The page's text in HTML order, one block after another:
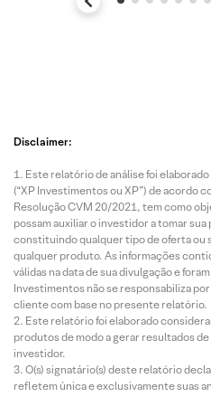
Disclaimer:
Este relatório de análise foi
(“XP Investimentos ou XP”) de acordo
Resolução CVM 20/2021, tem como
possam auxiliar o investidor a tomar
constituindo qualquer tipo de oferta ou
qualquer produto. As informações
válidas na data de sua divulgação e
Investimentos não se responsabiliza
cliente com base no presente relatório.
Este relatório foi elaborado
produtos de modo a gerar resultados
investidor.
O(s) signatário(s) deste relatório
refletem única e exclusivamente suas